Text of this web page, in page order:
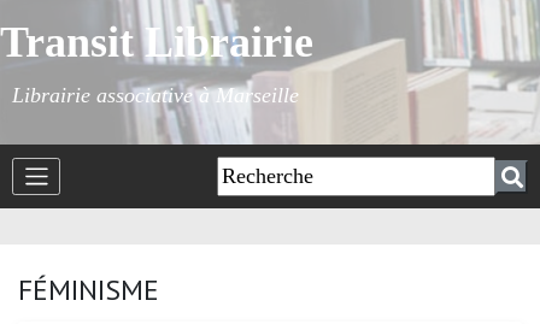
Transit Librairie
Librairie associative à Marseille
FÉMINISME